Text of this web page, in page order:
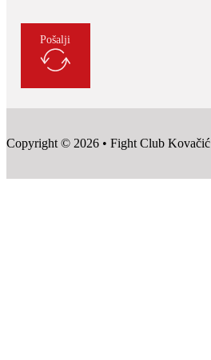
Pošalji
Copyright © 2026 • Fight Club Kovačić